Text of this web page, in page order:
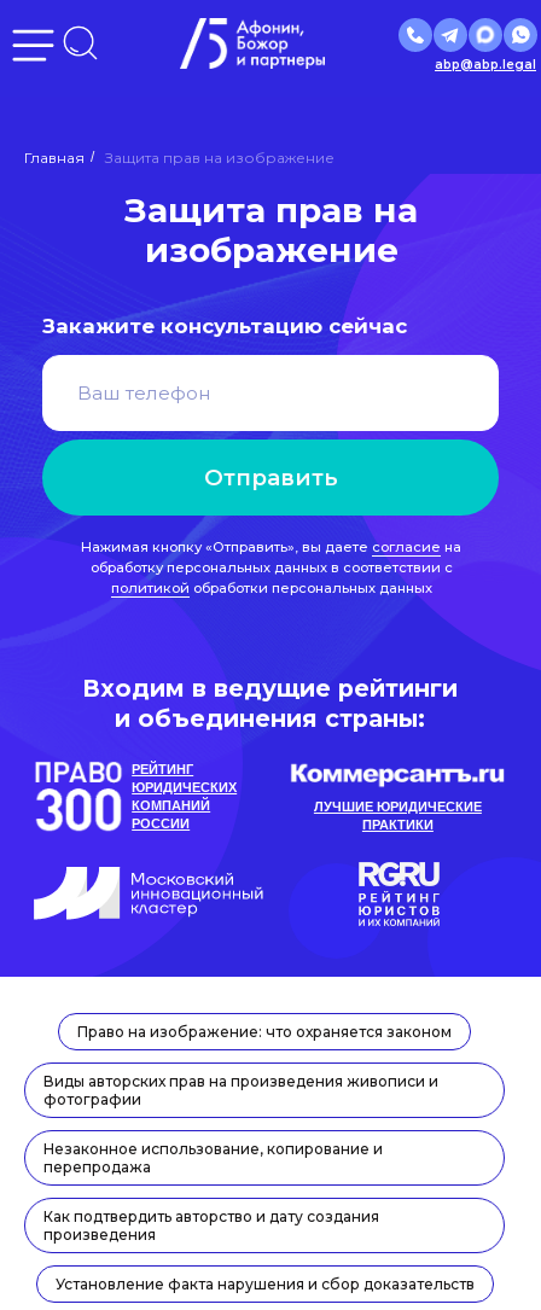
abp@abp.legal
Главная / Защита прав на изображение
Защита прав на
Входим в ведущие рейтинги
и объединения страны:
Закажите консультацию сейчас
Отправить
Нажимая кнопку «Отправить», вы даете
обработку персональных данных в соответствии с
РЕЙТИНГ
ЮРИДИЧЕСКИХ
КОМПАНИЙ
РОССИИ
ЛУЧШИЕ ЮРИДИЧЕСКИЕ
ПРАКТИКИ
Право на изображение: что охраняется законом
Виды авторских прав на произведения живописи и
фотографии
Незаконное использование, копирование и
перепродажа
Как подтвердить авторство и дату создания
произведения
Установление факта нарушения и сбор доказательств